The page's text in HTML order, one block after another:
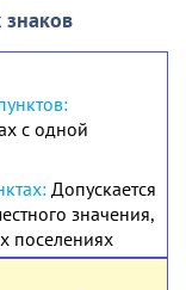
с одной
Допускается
значения,
поселениях